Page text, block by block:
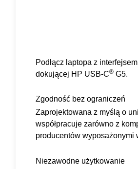
Podłącz laptopa z
dokującej HP USB-C®G5.
Zgodność bez ograniczeń
Zaprojektowana z myślą o
współpracuje zarówno z
producentów wyposażonymi
Niezawodne użytkowanie